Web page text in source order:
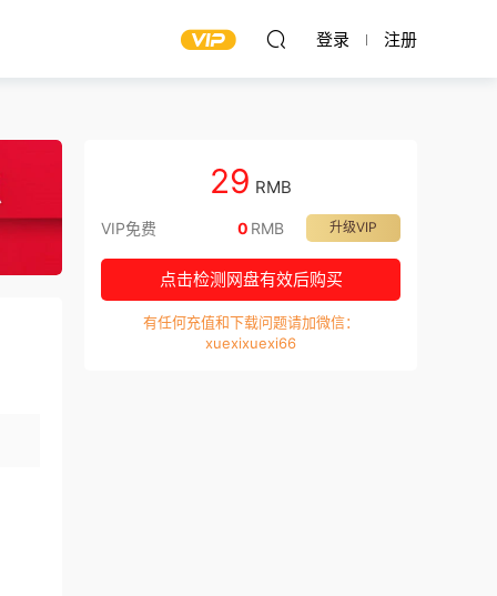
登录 注册
29 RMB
VIP免费 升级VIP
0 RMB
点击检测网盘有效后购买
有任何充值和下载问题请加微信：
xuexixuexi66